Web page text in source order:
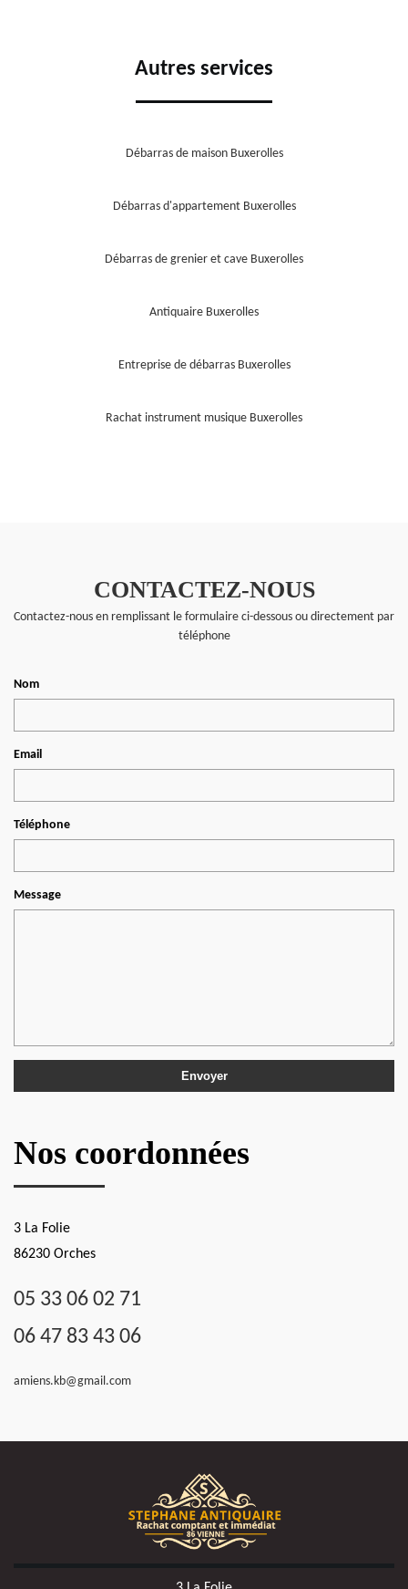
Autres services
Débarras de maison Buxerolles
Débarras d'appartement Buxerolles
Débarras de grenier et cave Buxerolles
Antiquaire Buxerolles
Entreprise de débarras Buxerolles
Rachat instrument musique Buxerolles
CONTACTEZ-NOUS
Contactez-nous en remplissant le formulaire ci-dessous ou directement par
téléphone
Nom
Email
Téléphone
Message
Nos coordonnées
3 La Folie
86230 Orches
05 33 06 02 71
06 47 83 43 06
amiens.kb@gmail.com